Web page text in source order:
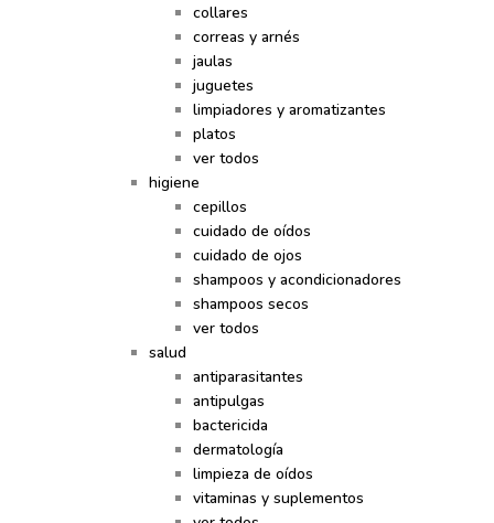
collares
correas y arnés
jaulas
juguetes
limpiadores y aromatizantes
platos
ver todos
higiene
cepillos
cuidado de oídos
cuidado de ojos
shampoos y acondicionadores
shampoos secos
ver todos
salud
antiparasitantes
antipulgas
bactericida
dermatología
limpieza de oídos
vitaminas y suplementos